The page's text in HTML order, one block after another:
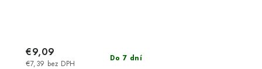
Do 7 dní
€7,39 bez DPH
€9,09